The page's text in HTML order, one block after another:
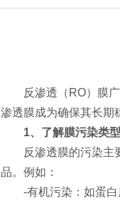
反渗透（RO）膜广
渗透膜成为确保其长期
1、了解膜污染类型
反渗透膜的污染主要
品。例如：
-有机污染：如蛋白